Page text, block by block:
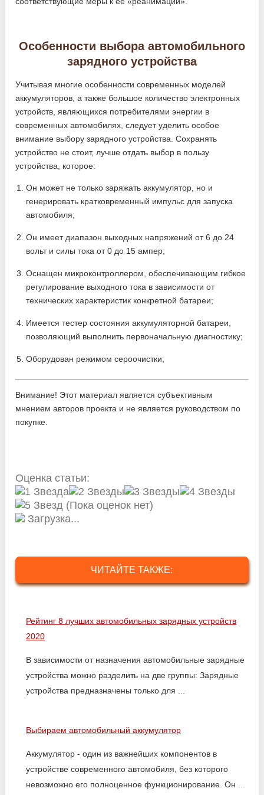
Особенности выбора автомобильного
зарядного устройства
Учитывая многие особенности современных моделей
аккумуляторов, а также большое количество электронных
устройств, являющихся потребителями энергии в
современных автомобилях, следует уделить особое
внимание выбору зарядного устройства. Сохранять
устройство не стоит, лучше отдать выбор в пользу
устройства, которое:
Он может не только заряжать аккумулятор, но и
генерировать кратковременный импульс для запуска
автомобиля;
Он имеет диапазон выходных напряжений от 6 до 24
вольт и силы тока от 0 до 15 ампер;
Оснащен микроконтроллером, обеспечивающим гибкое
регулирование выходного тока в зависимости от
технических характеристик конкретной батареи;
Имеется тестер состояния аккумуляторной батареи,
позволяющий выполнить первоначальную диагностику;
Оборудован режимом сероочистки;
Внимание! Этот материал является субъективным
мнением авторов проекта и не является руководством по
покупке.
Оценка статьи:
(Пока оценок нет)
Загрузка...
ЧИТАЙТЕ ТАКЖЕ:
Рейтинг 8 лучших автомобильных зарядных устройств
2020
В зависимости от назначения автомобильные зарядные
устройства можно разделить на две группы: Зарядные
устройства предназначены только для ...
Выбираем автомобильный аккумулятор
Аккумулятор - один из важнейших компонентов в
устройстве современного автомобиля, без которого
невозможно его полноценное функционирование. Он ...